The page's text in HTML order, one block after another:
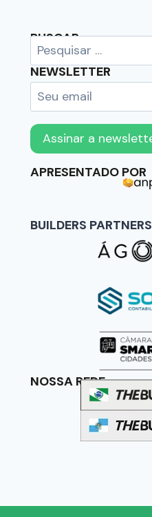
BUSCAR
NEWSLETTER
APRESENTADO POR
BUILDERS PARTNERS
NOSSA REDE